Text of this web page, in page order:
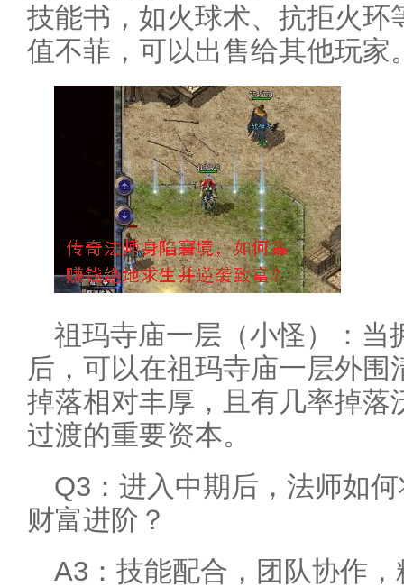
技能书，如火球术、抗拒火环
值不菲，可以出售给其他玩家
祖玛寺庙一层（小怪）：当
后，可以在祖玛寺庙一层外
掉落相对丰厚，且有几率掉落
过渡的重要资本。
Q3：进入中期后，法师如
财富进阶？
A3：技能配合，团队协作